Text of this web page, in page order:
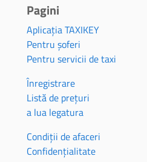
Pagini
Aplicația TAXIKEY
Pentru șoferi
Pentru servicii de taxi
Înregistrare
Listă de prețuri
a lua legatura
Condiții de afaceri
Confidențialitate